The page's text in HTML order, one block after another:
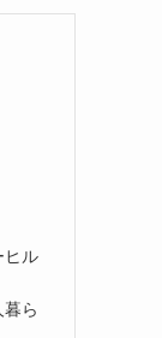
ヒル
ら